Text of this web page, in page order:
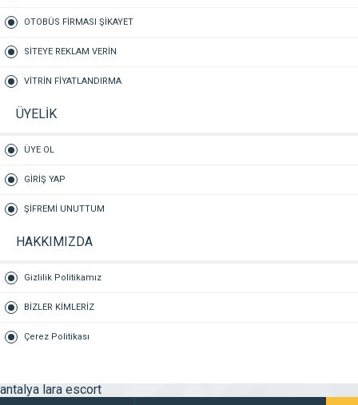
OTOBÜS FİRMASI ŞİKAYET
SİTEYE REKLAM VERİN
VİTRİN FİYATLANDIRMA
ÜYELİK
ÜYE OL
GİRİŞ YAP
ŞİFREMİ UNUTTUM
HAKKIMIZDA
Gizlilik Politikamız
BİZLER KİMLERİZ
Çerez Politikası
antalya lara escort